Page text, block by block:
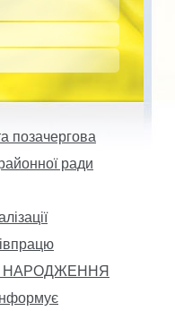
позачергова
ради
НАРОДЖЕННЯ